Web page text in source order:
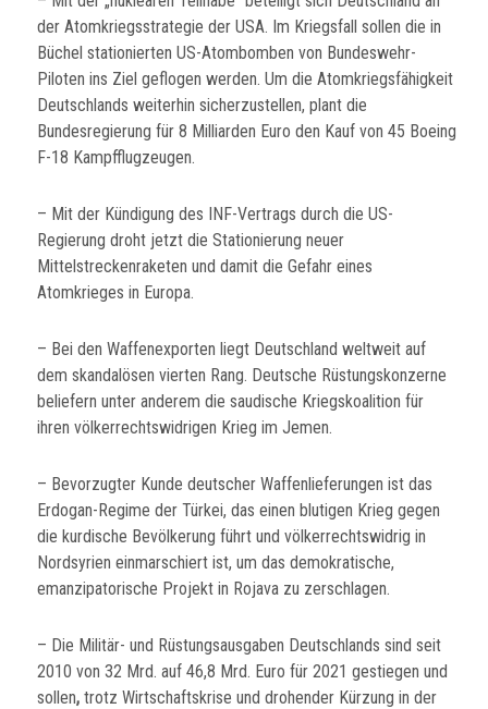
der Atomkriegsstrategie der USA. Im Kriegsfall sollen die in
Büchel stationierten US-Atombomben von Bundeswehr-
Piloten ins Ziel geflogen werden. Um die Atomkriegsfähigkeit
Deutschlands weiterhin sicherzustellen, plant die
Bundesregierung für 8 Milliarden Euro den Kauf von 45 Boeing
F-18 Kampfflugzeugen.
– Mit der Kündigung des INF-Vertrags durch die US-
Regierung droht jetzt die Stationierung neuer
Mittelstreckenraketen und damit die Gefahr eines
Atomkrieges in Europa.
– Bei den Waffenexporten liegt Deutschland weltweit auf
dem skandalösen vierten Rang. Deutsche Rüstungskonzerne
beliefern unter anderem die saudische Kriegskoalition für
ihren völkerrechtswidrigen Krieg im Jemen.
– Bevorzugter Kunde deutscher Waffenlieferungen ist das
Erdogan-Regime der Türkei, das einen blutigen Krieg gegen
die kurdische Bevölkerung führt und völkerrechtswidrig in
Nordsyrien einmarschiert ist, um das demokratische,
emanzipatorische Projekt in Rojava zu zerschlagen.
– Die Militär- und Rüstungsausgaben Deutschlands sind seit
2010 von 32 Mrd. auf 46,8 Mrd. Euro für 2021 gestiegen und
sollen,trotz Wirtschaftskrise und drohender Kürzung in der